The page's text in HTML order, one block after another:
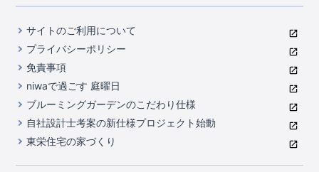
滋賀県
京都府
中国・四国
岡山県
広島県
九州・沖縄
福岡県
熊本県
コストパフォーマンスに自信
充実のアフターサポート
第三者評価によるお墨付き
家づくりのプロにも選ばれるブルーミングガーデン
住んでみるとじわじわ伝わる暮らしやすさへのこだわり
自社一貫体制
東栄INDEX（用語集）
サイトのご利用について
プライバシーポリシー
免責事項
niwaで過ごす 庭曜日
ブルーミングガーデンのこだわり仕様
自社設計士考案の新仕様プロジェクト始動
東栄住宅の家づくり